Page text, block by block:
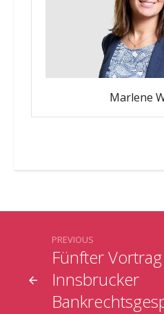
Marlene
Fünfter
Innsbrucker
PREVIOUS